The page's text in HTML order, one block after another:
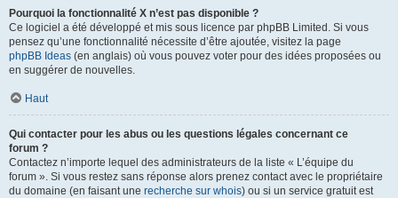
Pourquoi la fonctionnalité X n’est pas disponible ?
Ce logiciel a été développé et mis sous licence par phpBB Limited. Si vous
pensez qu’une fonctionnalité nécessite d’être ajoutée, visitez la page
phpBB Ideas (en anglais) où vous pouvez voter pour des idées proposées ou
en suggérer de nouvelles.
Haut
Qui contacter pour les abus ou les questions légales concernant ce
forum ?
Contactez n’importe lequel des administrateurs de la liste « L’équipe du
forum ». Si vous restez sans réponse alors prenez contact avec le propriétaire
du domaine (en faisant une recherche sur whois) ou si un service gratuit est